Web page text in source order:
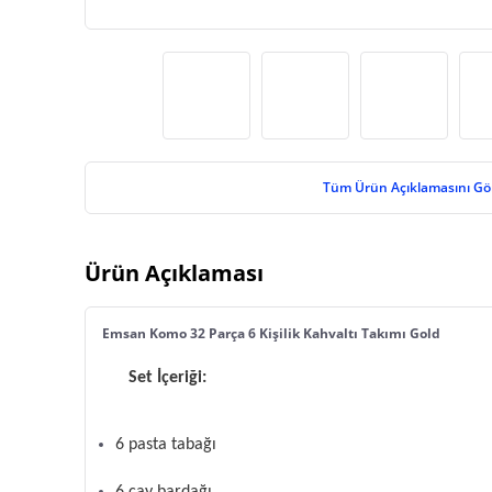
Tüm Ürün Açıklamasını
Ürün Açıklaması
Emsan Komo 32 Parça 6 Kişilik Kahvaltı Takımı Gold
Set İçeriği:
6 pasta tabağı